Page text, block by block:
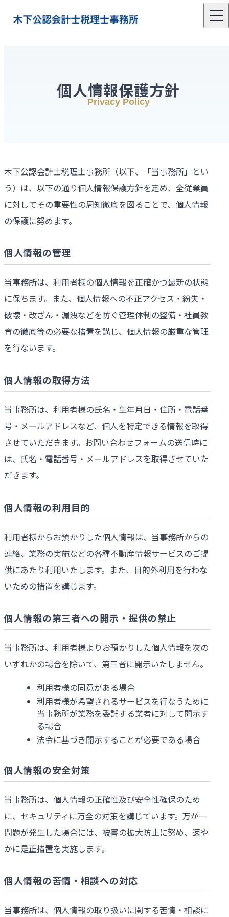
個人情報保護方針
Privacy Policy
木下公認会計士税理士事務所（以下、「当事務所」とい
う）は、以下の通り個人情報保護方針を定め、全従業員
に対してその重要性の周知徹底を図ることで、個人情報
の保護に努めます。
個人情報の管理
当事務所は、利用者様の個人情報を正確かつ最新の状態
に保ちます。また、個人情報への不正アクセス・紛失・
破壊・改ざん・漏洩などを防ぐ管理体制の整備・社員教
育の徹底等の必要な措置を講じ、個人情報の厳重な管理
を行ないます。
個人情報の取得方法
当事務所は、利用者様の氏名・生年月日・住所・電話番
号・メールアドレスなど、個人を特定できる情報を取得
させていただきます。お問い合わせフォームの送信時に
は、氏名・電話番号・メールアドレスを取得させていた
だきます。
個人情報の利用目的
利用者様からお預かりした個人情報は、当事務所からの
連絡、業務の実施などの各種不動産情報サービスのご提
供にあたり利用いたします。また、目的外利用を行わな
いための措置を講じます。
個人情報の第三者への開示・提供の禁止
当事務所は、利用者様よりお預かりした個人情報を次の
いずれかの場合を除いて、第三者に開示いたしません。
利用者様の同意がある場合
利用者様が希望されるサービスを行なうために
当事務所が業務を委託する業者に対して開示す
る場合
法令に基づき開示することが必要である場合
個人情報の安全対策
当事務所は、個人情報の正確性及び安全性確保のため
に、セキュリティに万全の対策を講じています。万が一
問題が発生した場合には、被害の拡大防止に努め、速や
かに是正措置を実施します。
個人情報の苦情・相談への対応
当事務所は、個人情報の取り扱いに関する苦情・相談に